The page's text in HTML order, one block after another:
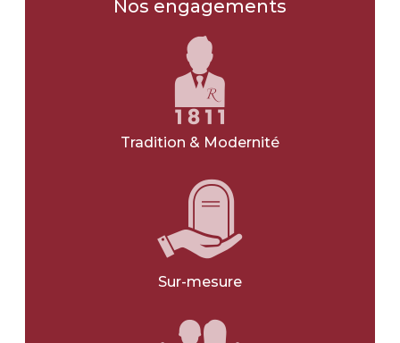
Nos engagements
Tradition & Modernité
Sur-mesure